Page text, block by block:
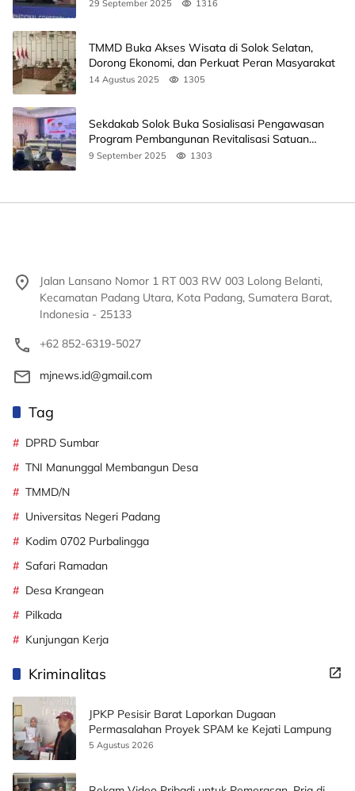
29 September 2025 1316
TMMD Buka Akses Wisata di Solok Selatan,
Dorong Ekonomi, dan Perkuat Peran Masyarakat
14 Agustus 2025 1305
Sekdakab Solok Buka Sosialisasi Pengawasan
Program Pembangunan Revitalisasi Satuan
Pendidikan
9 September 2025 1303
Jalan Lansano Nomor 1 RT 003 RW 003 Lolong Belanti,
Kecamatan Padang Utara, Kota Padang, Sumatera Barat,
Indonesia - 25133
+62 852-6319-5027
mjnews.id@gmail.com
Tag
DPRD Sumbar
TNI Manunggal Membangun Desa
TMMD/N
Universitas Negeri Padang
Kodim 0702 Purbalingga
Safari Ramadan
Desa Krangean
Pilkada
Kunjungan Kerja
Kriminalitas
JPKP Pesisir Barat Laporkan Dugaan
Permasalahan Proyek SPAM ke Kejati Lampung
5 Agustus 2026